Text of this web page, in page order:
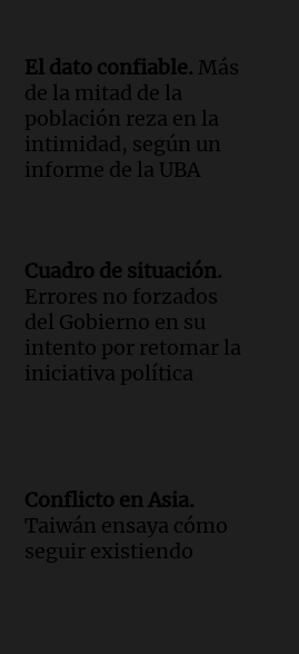
El dato confiable. Más
de la mitad de la
población reza en la
intimidad, según un
informe de la UBA
Cuadro de situación.
Errores no forzados
del Gobierno en su
intento por retomar la
iniciativa política
Conflicto en Asia.
Taiwán ensaya cómo
seguir existiendo